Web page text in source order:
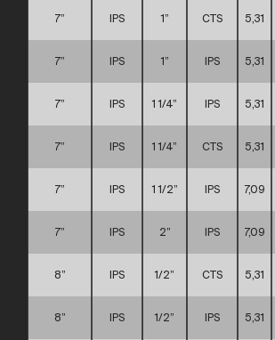
7” IPS 1” CTS 5,31
7” IPS 1” IPS 5,31
7” IPS 1 1/4” IPS 5,31
7” IPS 1 1/4” CTS 5,31
7” IPS 1 1/2” IPS 7,09
7” IPS 2” IPS 7,09
8” IPS 1/2” CTS 5,31
8” IPS 1/2” IPS 5,31